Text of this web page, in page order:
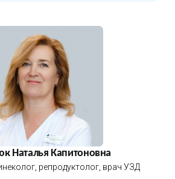
Наталья Капитоновна
репродуктолог, врач УЗД